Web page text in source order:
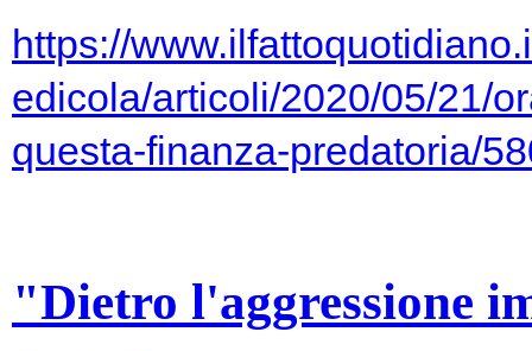
https://
edicola/articoli/2020/05/21/
questa-finanza-predatoria/
"Dietro l'aggressione